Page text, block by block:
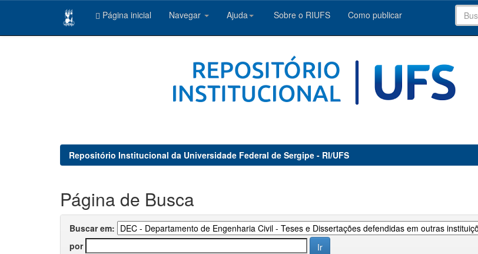
Página inicial Navegar Ajuda Sobre o RIUFS Como publicar
Repositório Institucional da Universidade Federal de Sergipe - RI/UFS
Página de Busca
Buscar em:
por